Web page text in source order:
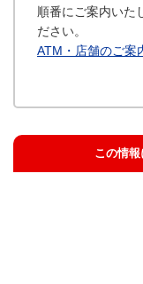
順番にご案内いた
ださい。
ATM・店舗のご案
この情